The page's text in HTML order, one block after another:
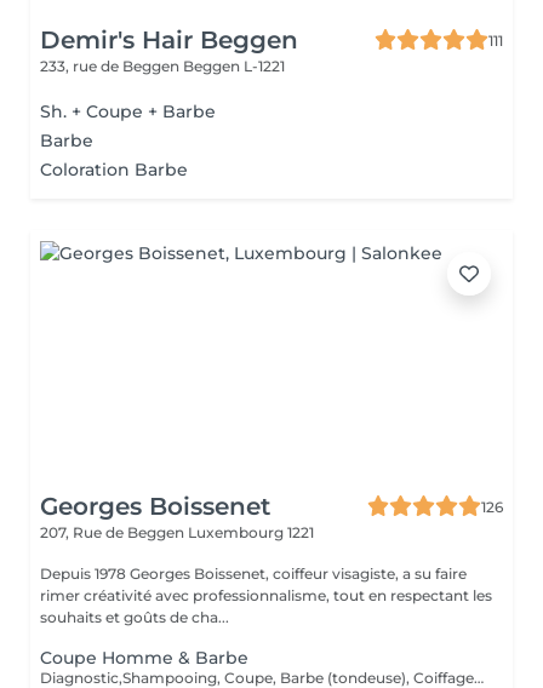
Demir's Hair Beggen
111
233, rue de Beggen Beggen L-1221
Sh. + Coupe + Barbe
Barbe
Coloration Barbe
Georges Boissenet
126
207, Rue de Beggen Luxembourg 1221
Depuis 1978 Georges Boissenet, coiffeur visagiste, a su faire
rimer créativité avec professionnalisme, tout en respectant les
souhaits et goûts de cha...
Coupe Homme & Barbe
Diagnostic,Shampooing, Coupe, Barbe (tondeuse), Coiffage & Finition